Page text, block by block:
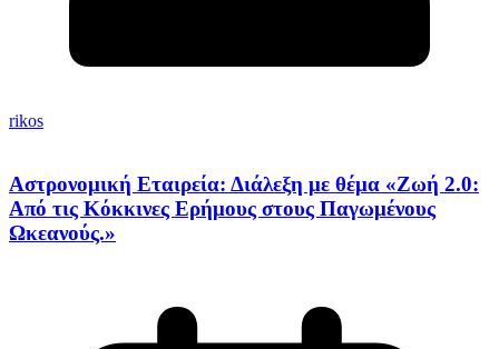
rikos
Αστρονομική Εταιρεία: Διάλεξη με θέμα «Ζωή 2.0:
Από τις Κόκκινες Ερήμους στους Παγωμένους
Ωκεανούς.»